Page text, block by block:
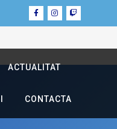
ACTUALITAT
CONTACTA